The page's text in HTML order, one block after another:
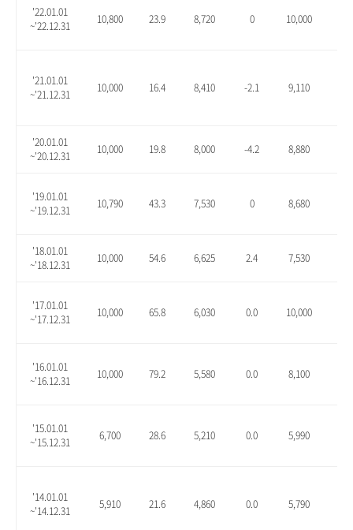
'22.01.01
~'22.12.31
10,800 23.9 8,720 0 10,000
'21.01.01
~'21.12.31
10,000 16.4 8,410 -2.1 9,110
'20.01.01
~'20.12.31
10,000 19.8 8,000 -4.2 8,880
'19.01.01
~'19.12.31
10,790 43.3 7,530 0 8,680
'18.01.01
~'18.12.31
10,000 54.6 6,625 2.4 7,530
'17.01.01
~'17.12.31
10,000 65.8 6,030 0.0 10,000
'16.01.01
~'16.12.31
10,000 79.2 5,580 0.0 8,100
'15.01.01
~'15.12.31
6,700 28.6 5,210 0.0 5,990
'14.01.01
~'14.12.31
5,910 21.6 4,860 0.0 5,790